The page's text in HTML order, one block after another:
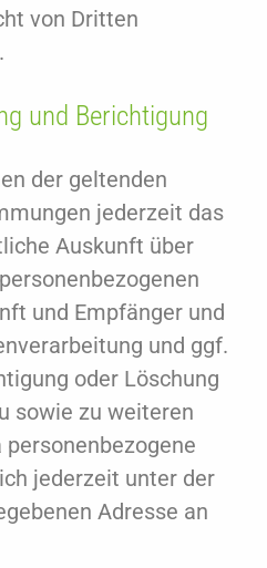
von Dritten
und Berichtigung
der geltenden
jederzeit das
Auskunft über
und Empfänger und
und ggf.
oder Löschung
sowie zu weiteren
jederzeit unter der
Adresse an